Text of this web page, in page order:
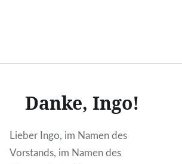
Danke, Ingo!
Lieber Ingo, im Namen des
Vorstands, im Namen des